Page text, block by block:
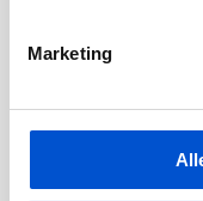
Marketing
Juni 2019
April 2019